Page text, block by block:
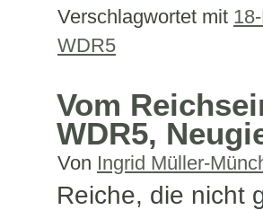
Verschlagwortet mit
WDR5
Vom
WDR5,
Von Ingrid Müller-
Reiche, die nicht